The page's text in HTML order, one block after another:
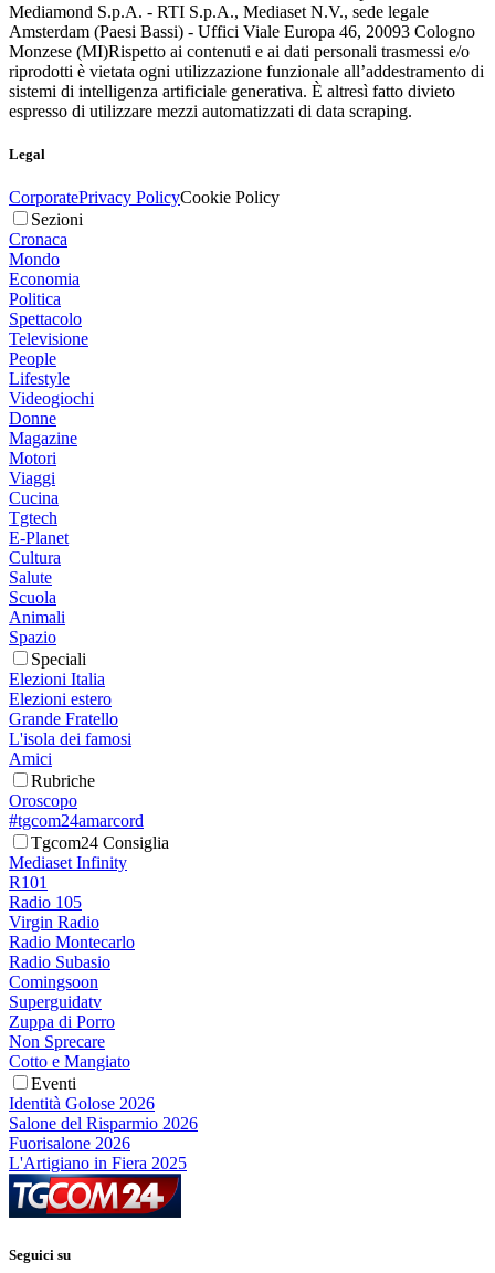
Mediamond S.p.A. - RTI S.p.A., Mediaset N.V., sede legale
Amsterdam (Paesi Bassi) - Uffici Viale Europa 46, 20093 Cologno
Monzese (MI)Rispetto ai contenuti e ai dati personali trasmessi e/o
riprodotti è vietata ogni utilizzazione funzionale all’addestramento di
sistemi di intelligenza artificiale generativa. È altresì fatto divieto
espresso di utilizzare mezzi automatizzati di data scraping.
Legal
CorporatePrivacy PolicyCookie Policy
Sezioni
Cronaca
Mondo
Economia
Politica
Spettacolo
Televisione
People
Lifestyle
Videogiochi
Donne
Magazine
Motori
Viaggi
Cucina
Tgtech
E-Planet
Cultura
Salute
Scuola
Animali
Spazio
Speciali
Elezioni Italia
Elezioni estero
Grande Fratello
L'isola dei famosi
Amici
Rubriche
Oroscopo
#tgcom24amarcord
Tgcom24 Consiglia
Mediaset Infinity
R101
Radio 105
Virgin Radio
Radio Montecarlo
Radio Subasio
Comingsoon
Superguidatv
Zuppa di Porro
Non Sprecare
Cotto e Mangiato
Eventi
Identità Golose 2026
Salone del Risparmio 2026
Fuorisalone 2026
L'Artigiano in Fiera 2025
Seguici su